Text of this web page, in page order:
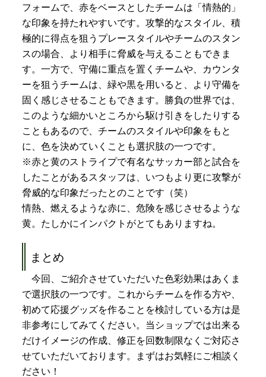
フォームで、赤をベースとしたチームは「情熱的」
な印象を持たれやすいです。攻撃的なスタイル、積
極的に得点を狙うプレースタイルやチームのスタン
スの場合、より相手に脅威を与えることもできま
す。一方で、守備に重点を置くチームや、カウンタ
ーを狙うチームは、緑や黒を用いると、より守備を
固く感じさせることもできます。勝負の世界では、
このような細かいところから駆け引きをしたりする
こともあるので、チームのスタイルや印象をもと
に、色を決めていくことも選択肢の一つです。
※赤と黄のストライプで有名なサッカー部と試合を
したことがあるスタッフは、いつもより更に攻撃が
脅威的な印象だったとのことです（笑）
情熱、燃えるような赤に、危険を感じさせるような
黄。たしかにインパクトがとてもありますね。
まとめ
今回、ご紹介させていただいた色彩効果はあくま
で選択肢の一つです。これからチームを作る方や、
初めて応援グッズを作ることを検討している方は是
非参考にしてみてください。当ショップでは出来る
だけイメージの作成、修正を回数制限なくご対応さ
せていただいております。まずはお気軽にご相談く
ださい！